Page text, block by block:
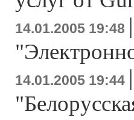
14.01.2005 19:48 |
14.01.2005 19:44 |